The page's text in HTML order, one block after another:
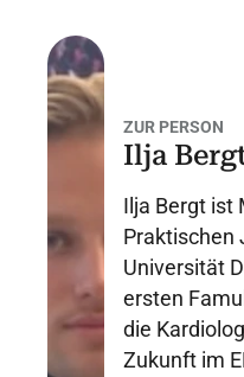
ZUR PERSON
Ilja
Ilja Bergt ist
Praktischen
Universität
ersten
die
Zukunft im